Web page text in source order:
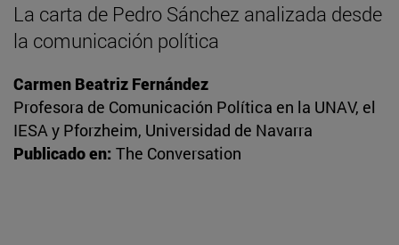
La carta de Pedro Sánchez analizada desde
la comunicación política
Carmen Beatriz Fernández
Profesora de Comunicación Política en la UNAV, el
IESA y Pforzheim, Universidad de Navarra
Publicado en: The Conversation